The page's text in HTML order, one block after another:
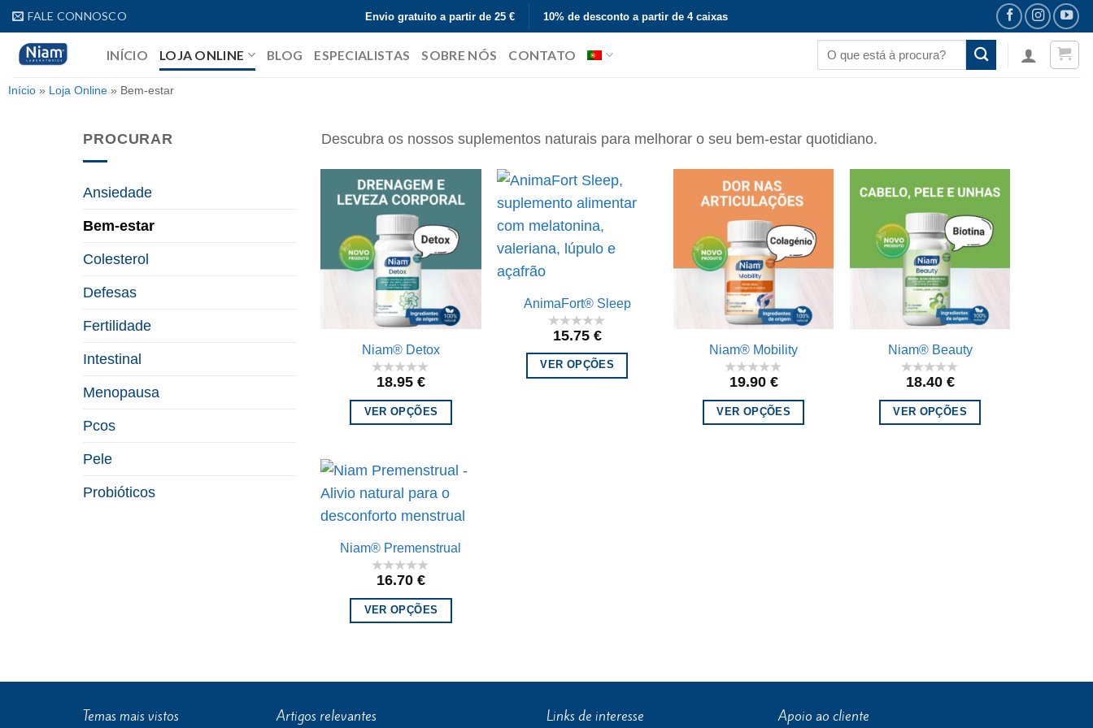
Skip
to
content
FALE CONNOSCO Envio gratuito a partir de 25 € 10% de desconto a partir de 4 caixas
INÍCIO LOJA ONLINE BLOG ESPECIALISTAS SOBRE NÓS CONTATO
Pesquisar
Início » Loja Online » Bem-estar
PROCURAR
Ansiedade
Bem-estar
Colesterol
Defesas
Fertilidade
Intestinal
Menopausa
Pcos
Pele
Probióticos
Descubra os nossos suplementos naturais para melhorar o seu bem-estar quotidiano.
Niam® Detox
18.95 €
VER OPÇÕES
AnimaFort® Sleep
15.75 €
VER OPÇÕES
Niam® Mobility
19.90 €
VER OPÇÕES
Niam® Beauty
18.40 €
VER OPÇÕES
Niam® Premenstrual
16.70 €
VER OPÇÕES
Temas mais vistos Artigos relevantes Links de interesse Apoio ao cliente